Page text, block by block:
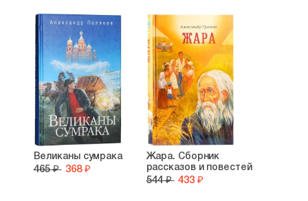
Великаны сумрака
465 ₽ 368 ₽
Жара. Сборник
рассказов и повестей
544 ₽ 433 ₽